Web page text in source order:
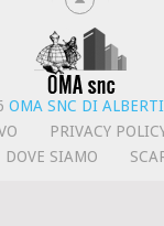
OMA SNC DI
PRIVACY
DOVE SIAMO